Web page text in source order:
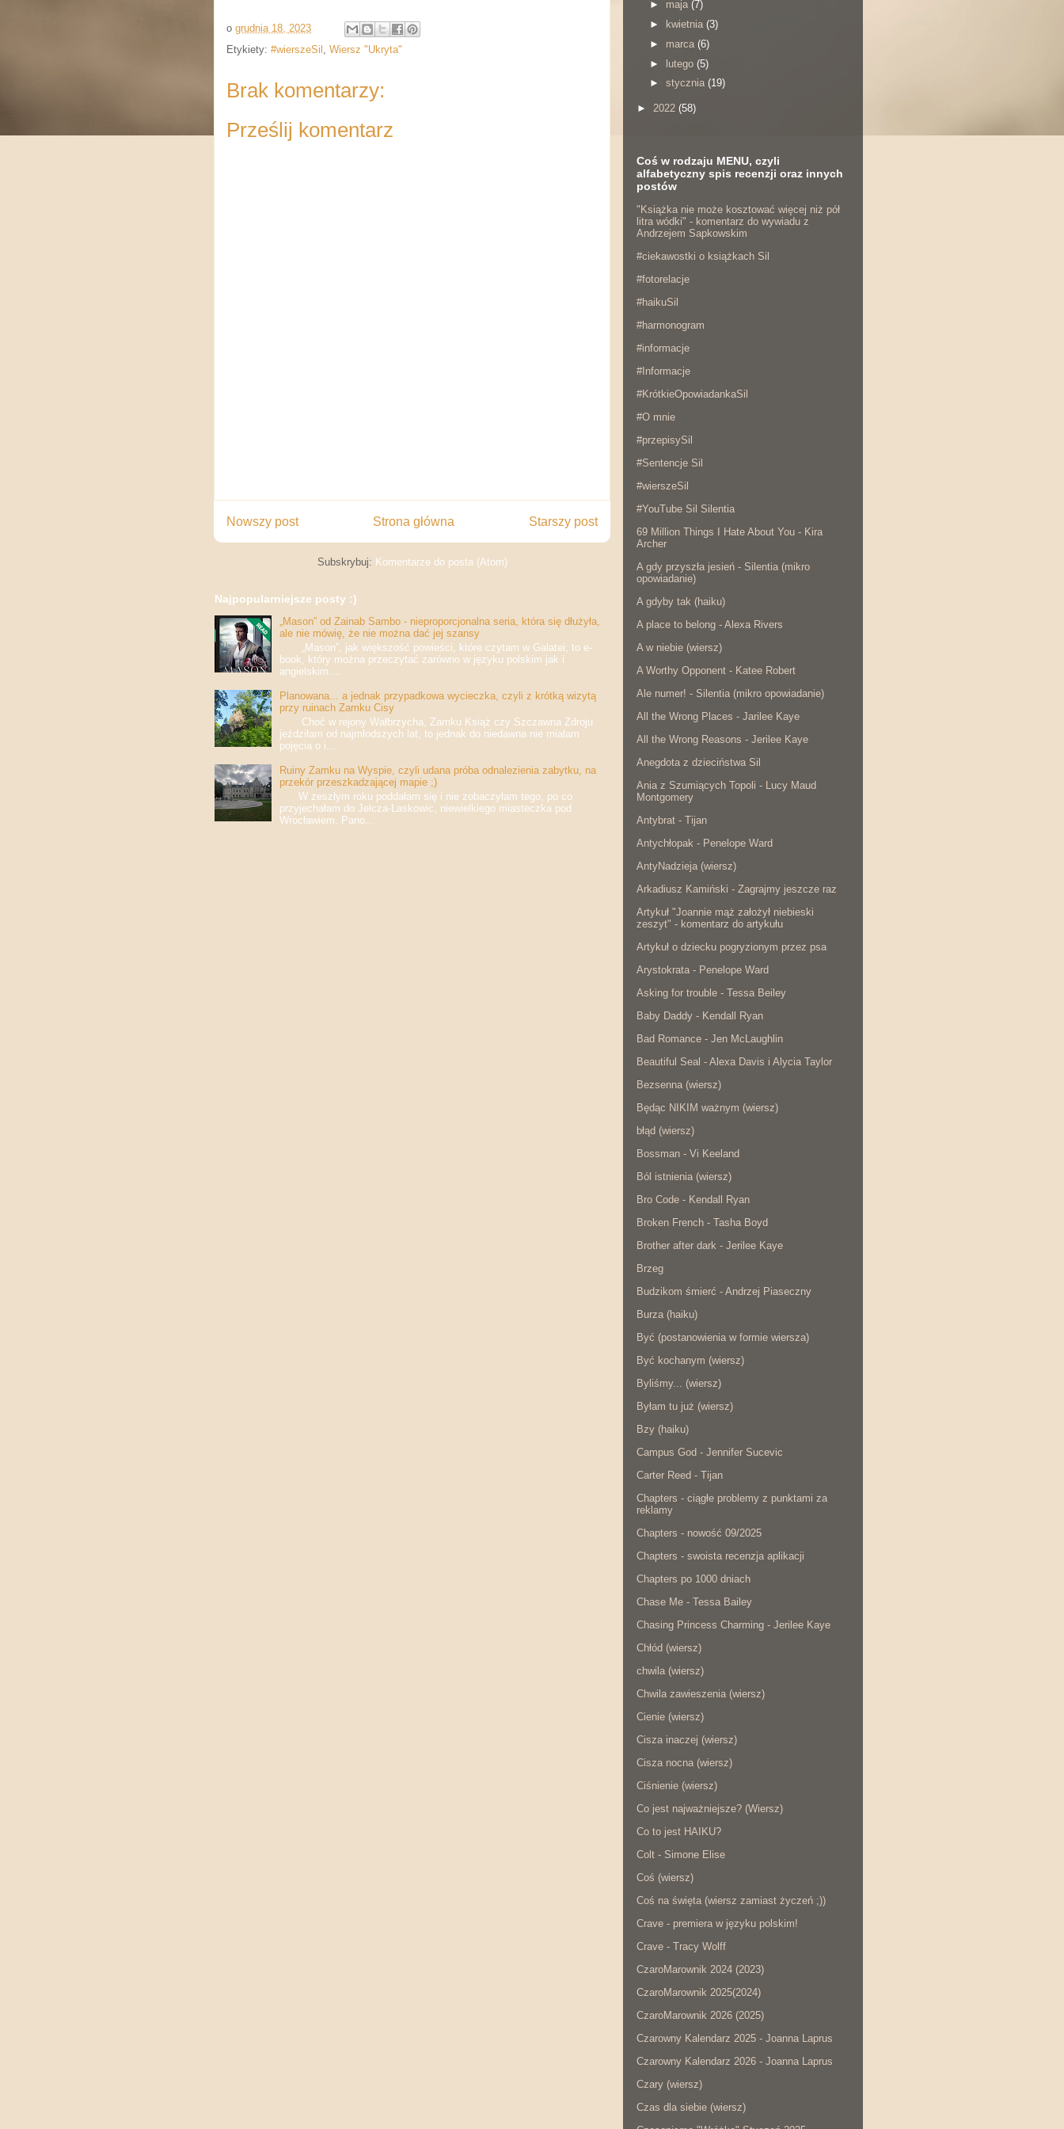
o grudnia 18, 2023
Etykiety: #wierszeSil Wiersz "Ukryta"
Brak komentarzy:
Prześlij komentarz
Nowszy post Starszy post
Strona główna
Subskrybuj: Komentarze do posta (Atom)
Najpopularniejsze posty :)
„Mason” od Zainab Sambo - nieproporcjonalna seria, która się dłużyła,
ale nie mówię, że nie można dać jej szansy
„Mason”, jak większość powieści, które czytam w Galatei, to e-
book, który można przeczytać zarówno w języku polskim jak i
angielskim....
Planowana... a jednak przypadkowa wycieczka, czyli z krótką wizytą
przy ruinach Zamku Cisy
Choć w rejony Wałbrzycha, Zamku Książ czy Szczawna Zdroju
jeździłam od najmłodszych lat, to jednak do niedawna nie miałam
pojęcia o i...
Ruiny Zamku na Wyspie, czyli udana próba odnalezienia zabytku, na
przekór przeszkadzającej mapie ;)
W zeszłym roku poddałam się i nie zobaczyłam tego, po co
przyjechałam do Jelcza-Laskowic, niewielkiego miasteczka pod
Wrocławiem. Pano...
► maja (7)
►
kwietnia (3)
► marca (6)
► lutego (5)
► stycznia (19)
► 2022 (58)
Coś w rodzaju MENU, czyli
alfabetyczny spis recenzji oraz innych
postów
"Książka nie może kosztować więcej niż pół
litra wódki" - komentarz do wywiadu z
Andrzejem Sapkowskim
#ciekawostki o książkach Sil
#fotorelacje
#haikuSil
#harmonogram
#informacje
#Informacje
#KrótkieOpowiadankaSil
#O mnie
#przepisySil
#Sentencje Sil
#wierszeSil
#YouTube Sil Silentia
69 Million Things I Hate About You - Kira
Archer
A gdy przyszła jesień - Silentia (mikro
opowiadanie)
A gdyby tak (haiku)
A place to belong - Alexa Rivers
A w niebie (wiersz)
A Worthy Opponent - Katee Robert
Ale numer! - Silentia (mikro opowiadanie)
All the Wrong Places - Jarilee Kaye
All the Wrong Reasons - Jerilee Kaye
Anegdota z dzieciństwa Sil
Ania z Szumiących Topoli - Lucy Maud
Montgomery
Antybrat - Tijan
Antychłopak - Penelope Ward
AntyNadzieja (wiersz)
Arkadiusz Kamiński - Zagrajmy jeszcze raz
Artykuł "Joannie mąż założył niebieski
zeszyt" - komentarz do artykułu
Artykuł o dziecku pogryzionym przez psa
Arystokrata - Penelope Ward
Asking for trouble - Tessa Beiley
Baby Daddy - Kendall Ryan
Bad Romance - Jen McLaughlin
Beautiful Seal - Alexa Davis i Alycia Taylor
Bezsenna (wiersz)
Będąc NIKIM ważnym (wiersz)
błąd (wiersz)
Bossman - Vi Keeland
Ból istnienia (wiersz)
Bro Code - Kendall Ryan
Broken French - Tasha Boyd
Brother after dark - Jerilee Kaye
Brzeg
Budzikom śmierć - Andrzej Piaseczny
Burza (haiku)
Być (postanowienia w formie wiersza)
Być kochanym (wiersz)
Byliśmy... (wiersz)
Byłam tu już (wiersz)
Bzy (haiku)
Campus God - Jennifer Sucevic
Carter Reed - Tijan
Chapters - ciągłe problemy z punktami za
reklamy
Chapters - nowość 09/2025
Chapters - swoista recenzja aplikacji
Chapters po 1000 dniach
Chase Me - Tessa Bailey
Chasing Princess Charming - Jerilee Kaye
Chłód (wiersz)
chwila (wiersz)
Chwila zawieszenia (wiersz)
Cienie (wiersz)
Cisza inaczej (wiersz)
Cisza nocna (wiersz)
Ciśnienie (wiersz)
Co jest najważniejsze? (Wiersz)
Co to jest HAIKU?
Colt - Simone Elise
Coś (wiersz)
Coś na święta (wiersz zamiast życzeń ;))
Crave - premiera w języku polskim!
Crave - Tracy Wolff
CzaroMarownik 2024 (2023)
CzaroMarownik 2025(2024)
CzaroMarownik 2026 (2025)
Czarowny Kalendarz 2025 - Joanna Laprus
Czarowny Kalendarz 2026 - Joanna Laprus
Czary (wiersz)
Czas dla siebie (wiersz)